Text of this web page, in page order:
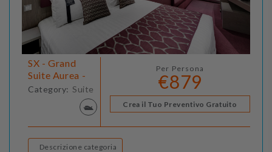
SX - Grand
Suite Aurea -
Category: Suite
Per Persona
€879
Crea il Tuo Preventivo Gratuito
Descrizione categoria